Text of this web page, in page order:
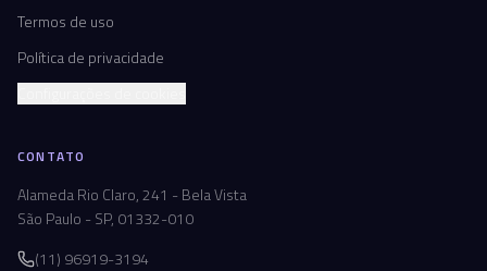
Termos de uso
Política de privacidade
CONTATO
Alameda Rio Claro, 241 - Bela Vista
São Paulo - SP, 01332-010
(11) 96919-3194